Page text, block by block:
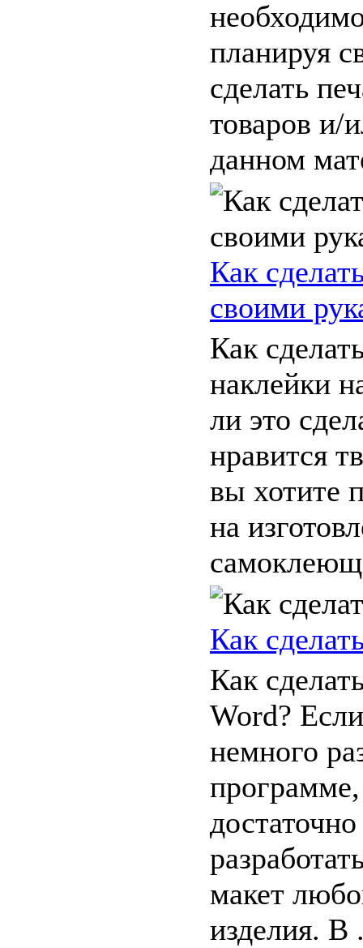
планируя
сделать
товаров и/
данном
Как
своими
Как
наклейки
ли это
нравится
вы хотите
на
Как
Как
Word?
немного
макет
изделия. В